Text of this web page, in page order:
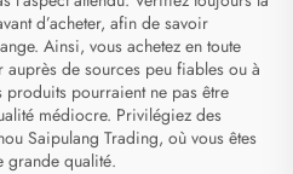
d’acheter, afin de savoir
Ainsi, vous achetez en toute
auprès de sources peu fiables ou à
produits pourraient ne pas être
médiocre. Privilégiez des
Saipulang Trading, où vous êtes
grande qualité.